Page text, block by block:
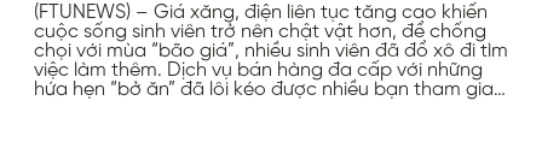
(FTUNEWS) – Giá xăng, điện liên tục tăng cao khiến
cuộc sống sinh viên trở nên chật vật hơn, để chống
chọi với mùa “bão giá”, nhiều sinh viên đã đổ xô đi tìm
việc làm thêm. Dịch vụ bán hàng đa cấp với những
hứa hẹn “bở ăn” đã lôi kéo được nhiều bạn tham gia…